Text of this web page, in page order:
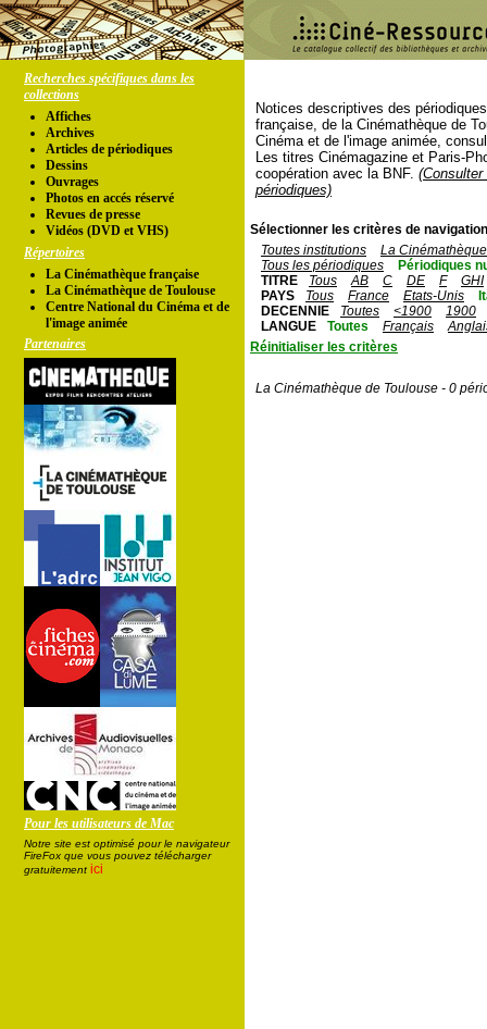
Recherches spécifiques dans les
collections
Affiches
Archives
Articles de périodiques
Dessins
Ouvrages
Photos en accés réservé
Revues de presse
Vidéos (DVD et VHS)
Répertoires
La Cinémathèque française
La Cinémathèque de Toulouse
Centre National du Cinéma et de
l'image animée
Partenaires
Pour les utilisateurs de Mac
Notre site est optimisé pour le navigateur
FireFox que vous pouvez télécharger
gratuitement ici
Notices descriptives des
française, de la Cinémathèque de
Cinéma et de l'image animée,
Les titres Cinémagazine et Paris-
coopération avec la BNF.
périodiques)
Sélectionner les critères de
Toutes institutions
La
Tous les périodiques
Périodiques
TITRE
Tous AB C DE F
GHI
PAYS
Tous France Etats-Unis
DECENNIE
Toutes <1900
1900
LANGUE
Toutes Français
Réinitialiser les critères
La Cinémathèque de Toulouse - 0